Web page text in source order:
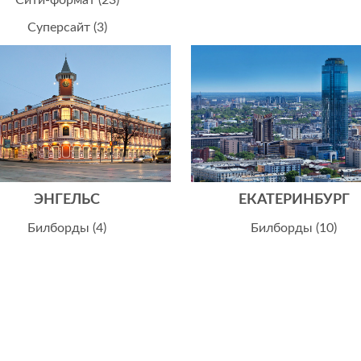
Суперсайт (3)
ЭНГЕЛЬС
Билборды (4)
ЕКАТЕРИНБУРГ
Билборды (10)